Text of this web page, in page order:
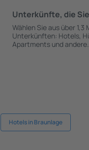
Unterkünfte, die
Wählen Sie aus über 1,3
Unterkünften: Hotels,
Apartments und andere.
Hotels in Braunlage